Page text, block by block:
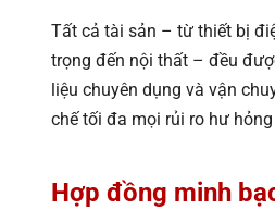
Tất cả tài sản – từ thiết bị
trọng đến nội thất – đều
liệu chuyên dụng và vận
chế tối đa mọi rủi ro hư
Hợp đồng minh